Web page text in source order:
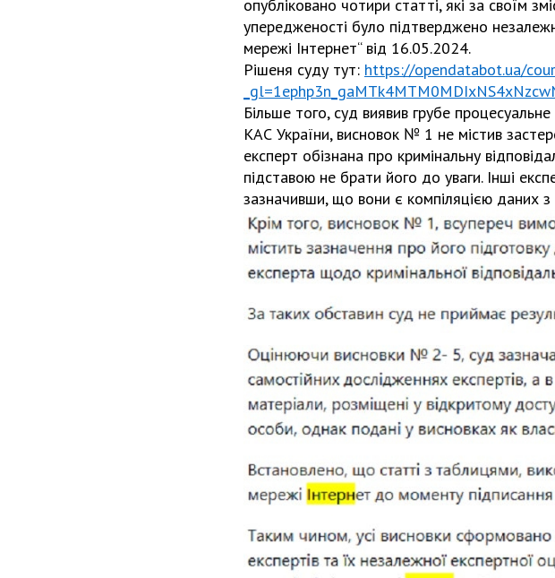
опубліковано чотири статті, які за своїм
упередженості було підтверджено
мережі Інтернет“ від 16.05.2024.
Рішеня суду тут: https://opendatabot.ua/
Більше того, суд виявив грубе
КАС України, висновок № 1 не містив
експерт обізнана про кримінальну
підставою не брати його до уваги. Інші
зазначивши, що вони є компіляцією даних